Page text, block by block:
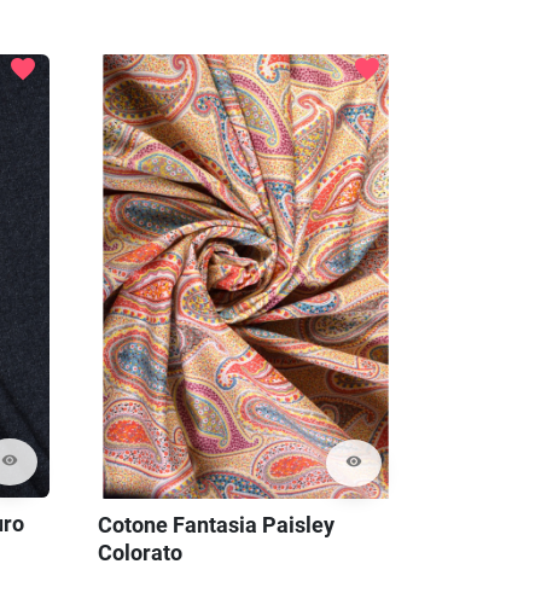
visibility
favorite
visibility
favorite
Cotone Fantasia Paisley
Colorato